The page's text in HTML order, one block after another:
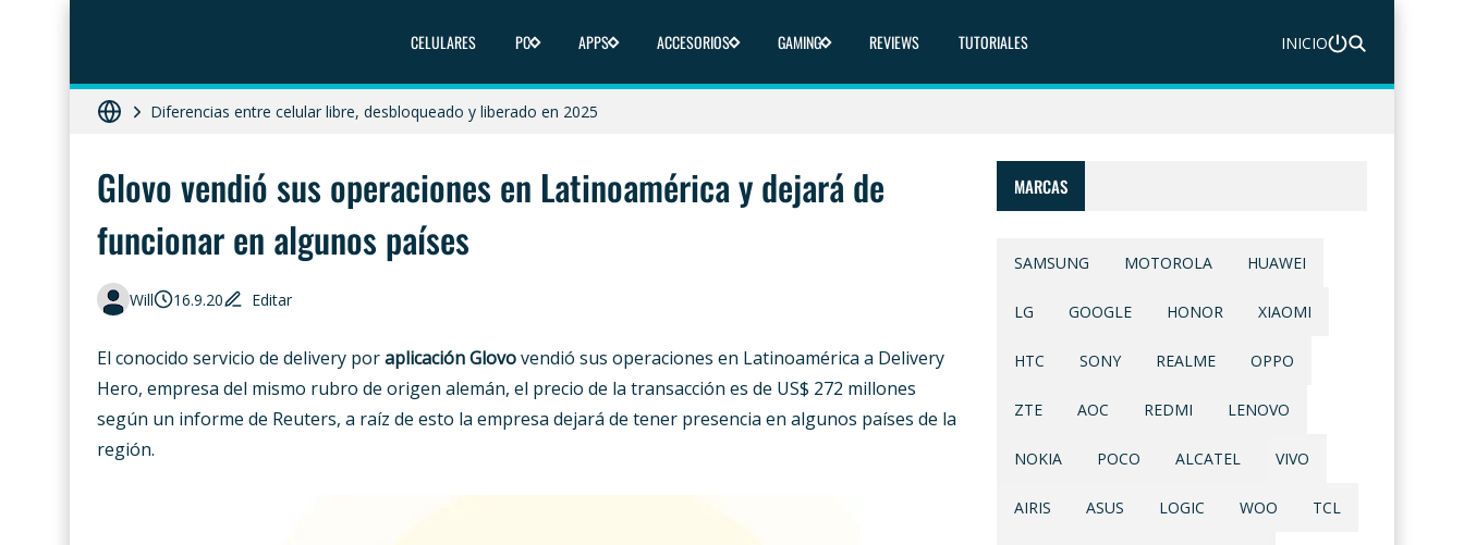
CELULARES PC APPS ACCESORIOS GAMING REVIEWS TUTORIALES INICIO
Moto G86 Power 5G en Perú: precio, ficha técnica y dónde comprar
Glovo vendió sus operaciones en Latinoamérica y dejará de
funcionar en algunos países
Will 16.9.20 Editar
El conocido servicio de delivery poraplicaciónGlovovendió sus operaciones en Latinoamérica a Delivery
Hero, empresa del mismo rubro de origen alemán, el precio de la transacción es de US$ 272 millones
según un informe de Reuters, a raíz de esto la empresa dejará de tener presencia en algunos países de la
región.
MARCAS
SAMSUNG MOTOROLA HUAWEI
LG GOOGLE HONOR XIAOMI
HTC SONY REALME OPPO
ZTE AOC REDMI LENOVO
NOKIA POCO ALCATEL VIVO
AIRIS ASUS LOGIC WOO TCL